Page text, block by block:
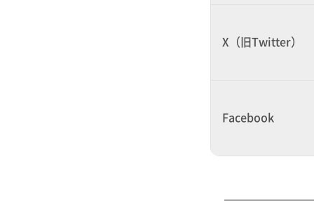
X（旧Twitter）
Facebook